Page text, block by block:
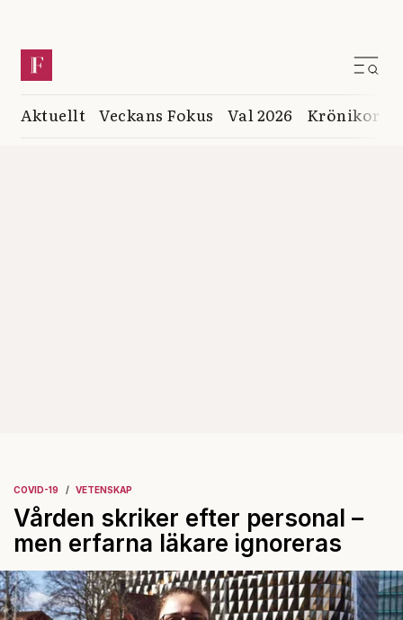
Aktuellt Veckans Fokus Val 2026 Krönikor
COVID-19 VETENSKAP
Vården skriker efter personal –
men erfarna läkare ignoreras